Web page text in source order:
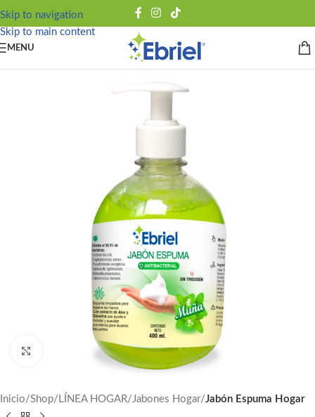
Skip to navigation
Skip to main content
MENU
Click to enlarge
Inicio Shop LÍNEA HOGAR Jabones Hogar Jabón Espuma Hogar